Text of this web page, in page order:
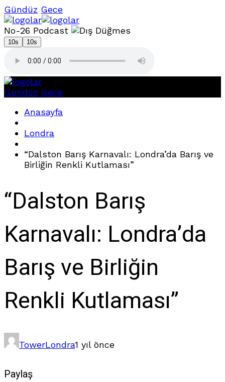
Gündüz Gece
No-26 Podcast
10s 10s
Gündüz Gece
Anasayfa
Londra
“Dalston Barış Karnavalı: Londra’da Barış ve
Birliğin Renkli Kutlaması”
“Dalston Barış
Karnavalı: Londra’da
Barış ve Birliğin
Renkli Kutlaması”
TowerLondra1 yıl önce
Paylaş